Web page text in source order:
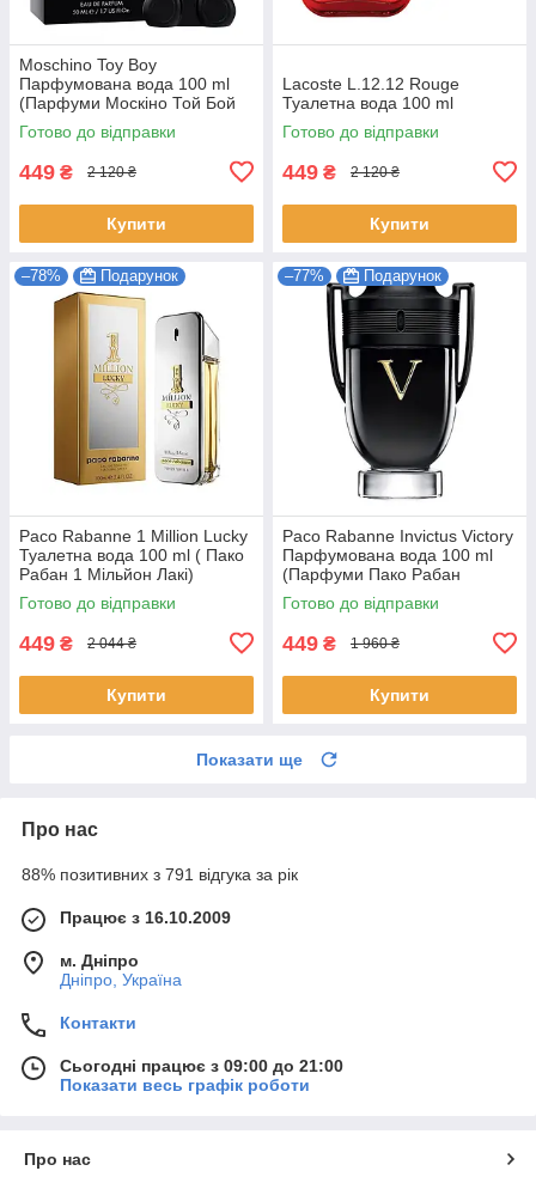
Moschino Toy Boy
Парфумована вода 100 ml
(Парфуми Москіно Той Бой
Чоловічі EDP)
Готово до відправки
449 ₴ 2 120 ₴
Купити
Lacoste L.12.12 Rouge
Туалетна вода 100 ml
Готово до відправки
449 ₴ 2 120 ₴
Купити
–78% Подарунок
Paco Rabanne 1 Million Lucky
Туалетна вода 100 ml ( Пако
Рабан 1 Мільйон Лакі)
Готово до відправки
449 ₴ 2 044 ₴
Купити
–77% Подарунок
Paco Rabanne Invictus Victory
Парфумована вода 100 ml
(Парфуми Пако Рабан
Інквіктус Вікторі Чоловічі)
Готово до відправки
449 ₴ 1 960 ₴
Купити
Показати ще
Про нас
88% позитивних з 791 відгука за рік
Працює з 16.10.2009
м. Дніпро
Дніпро, Україна
Контакти
Сьогодні працює з 09:00 до 21:00
Показати весь графік роботи
Про нас